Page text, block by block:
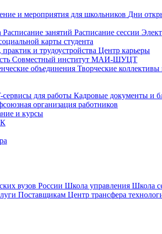
и мероприятия для школьников Дни
Расписание занятий Расписание сессии
карты студента
и трудоустройства Центр карьеры
Совместный институт МАИ-ШУЦТ
объединения Творческие
сервисы для работы Кадровые документы и
организация работников
и курсы
вузов России Школа управления Школа
Поставщикам Центр трансфера